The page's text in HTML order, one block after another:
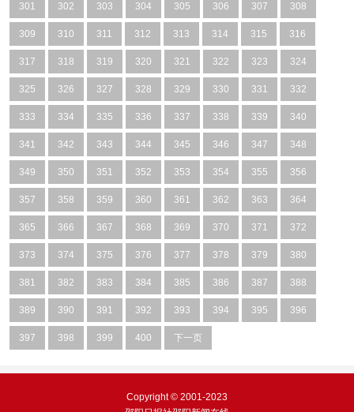
301 302 303 304 305 306 307 308
309 310 311 312 313 314 315 316
317 318 319 320 321 322 323 324
325 326 327 328 329 330 331 332
333 334 335 336 337 338 339 340
341 342 343 344 345 346 347 348
349 350 351 352 353 354 355 356
357 358 359 360 361 362 363 364
365 366 367 368 369 370 371 372
373 374 375 376 377 378 379 380
381 382 383 384 385 386 387 388
389 390 391 392 393 394 395 396
397 398 399 400 下一页
Copyright © 2001-2023